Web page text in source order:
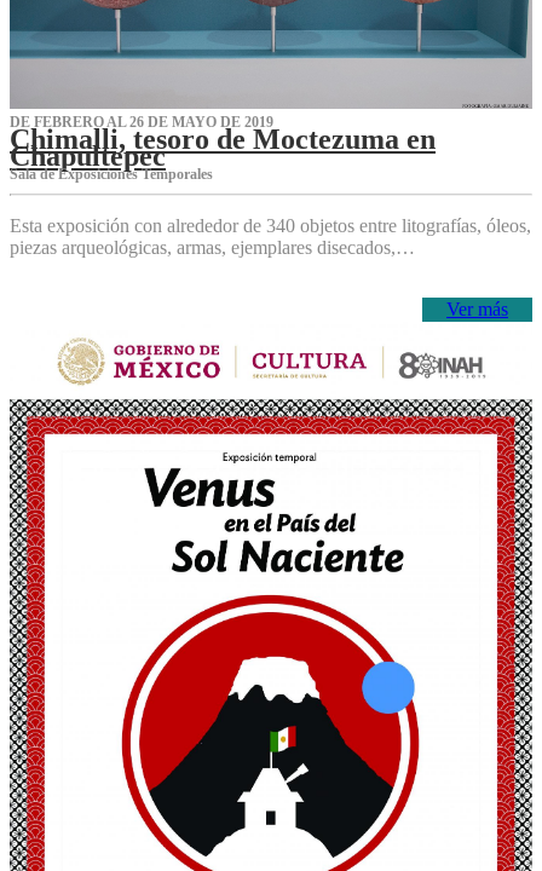
DE FEBRERO AL 26 DE MAYO DE 2019
Chimalli, tesoro de Moctezuma en
Chapultepec
Sala de Exposiciones Temporales
Esta exposición con alrededor de 340 objetos entre litografías, óleos,
piezas arqueológicas, armas, ejemplares disecados,…
Ver más